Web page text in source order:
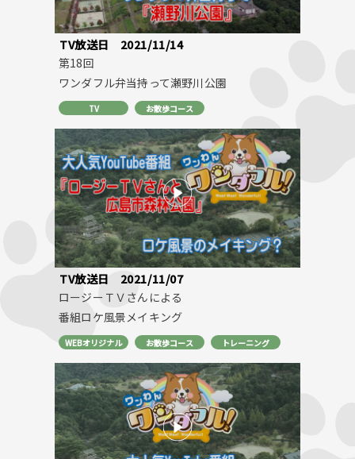
TV放送日
2021/11/14
第18回
ワンダフル弁当持って瀬野川公園
TV お散歩コース
TV放送日
2021/11/07
ロージーＴＶさんによる
番組ロケ風景メイキング
WEBオリジナル お散歩コース トレーニング